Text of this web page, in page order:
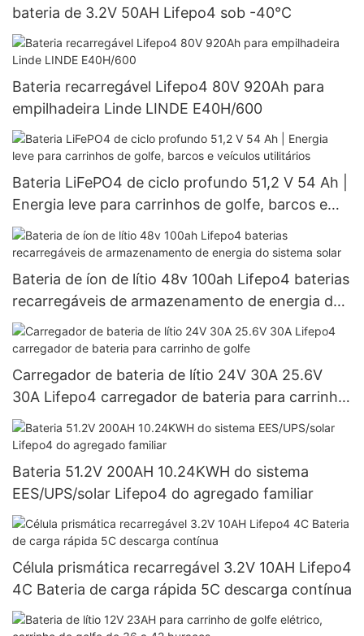
bateria de 3.2V 50AH Lifepo4 sob -40°C
Bateria recarregável Lifepo4 80V 920Ah para
empilhadeira Linde LINDE E40H/600
Bateria LiFePO4 de ciclo profundo 51,2 V 54 Ah |
Energia leve para carrinhos de golfe, barcos e
veículos utilitários
Bateria de íon de lítio 48v 100ah Lifepo4 baterias
recarregáveis ​​de armazenamento de energia do
sistema solar
Carregador de bateria de lítio 24V 30A 25.6V
30A Lifepo4 carregador de bateria para carrinho
de golfe
Bateria 51.2V 200AH 10.24KWH do sistema
EES/UPS/solar Lifepo4 do agregado familiar
Célula prismática recarregável 3.2V 10AH Lifepo4
4C Bateria de carga rápida 5C descarga contínua